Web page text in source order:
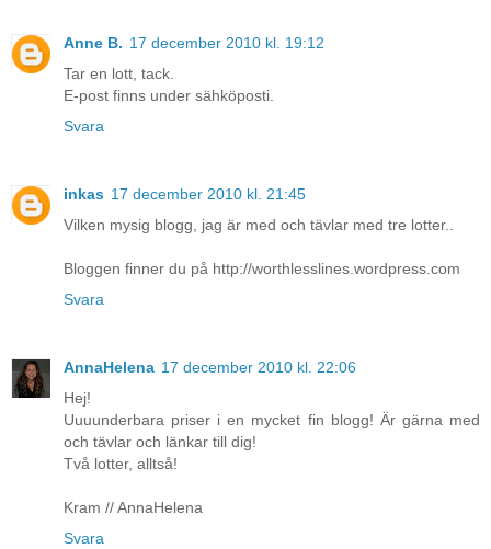
Anne B. 17 december 2010 kl. 19:12
Tar en lott, tack.
E-post finns under sähköposti.
Svara
inkas 17 december 2010 kl. 21:45
Vilken mysig blogg, jag är med och tävlar med tre lotter..
Bloggen finner du på http://worthlesslines.wordpress.com
Svara
AnnaHelena 17 december 2010 kl. 22:06
Hej!
Uuuunderbara priser i en mycket fin blogg! Är gärna med
och tävlar och länkar till dig!
Två lotter, alltså!
Kram // AnnaHelena
Svara